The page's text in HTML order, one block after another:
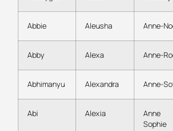
Abbie Aleusha Anne-
Abby Alexa Anne-
Abhimanyu Alexandra Anne-
Abi Alexia
Anne
Sophie